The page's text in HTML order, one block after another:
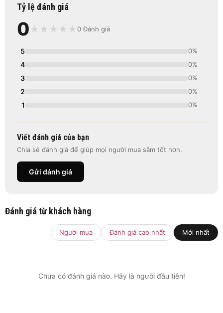
Tỷ lệ đánh giá
0 ★ ★ ★ ★ ★0 Đánh giá
5 0%
4 0%
3 0%
2 0%
1 0%
Viết đánh giá của bạn
Chia sẻ đánh giá để giúp mọi người mua sắm tốt hơn.
Gửi đánh giá
Đánh giá từ khách hàng
Người mua Đánh giá cao nhất Mới nhất
Chưa có đánh giá nào. Hãy là người đầu tiên!